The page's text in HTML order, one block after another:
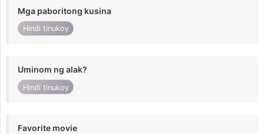
Mga paboritong kusina
Hindi tinukoy
Uminom ng alak?
Hindi tinukoy
Favorite movie